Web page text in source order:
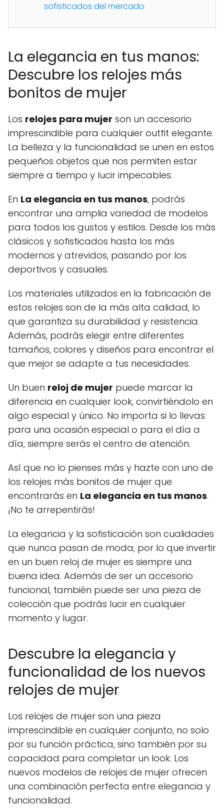
sofisticados del mercado
La elegancia en tus manos:
Descubre los relojes más
bonitos de mujer
Los relojes para mujer son un accesorio
imprescindible para cualquier outfit elegante.
La belleza y la funcionalidad se unen en estos
pequeños objetos que nos permiten estar
siempre a tiempo y lucir impecables.
En La elegancia en tus manos, podrás
encontrar una amplia variedad de modelos
para todos los gustos y estilos. Desde los más
clásicos y sofisticados hasta los más
modernos y atrevidos, pasando por los
deportivos y casuales.
Los materiales utilizados en la fabricación de
estos relojes son de la más alta calidad, lo
que garantiza su durabilidad y resistencia.
Además, podrás elegir entre diferentes
tamaños, colores y diseños para encontrar el
que mejor se adapte a tus necesidades.
Un buen reloj de mujer puede marcar la
diferencia en cualquier look, convirtiéndolo en
algo especial y único. No importa si lo llevas
para una ocasión especial o para el día a
día, siempre serás el centro de atención.
Así que no lo pienses más y hazte con uno de
los relojes más bonitos de mujer que
encontrarás en La elegancia en tus manos.
¡No te arrepentirás!
La elegancia y la sofisticación son cualidades
que nunca pasan de moda, por lo que invertir
en un buen reloj de mujer es siempre una
buena idea. Además de ser un accesorio
funcional, también puede ser una pieza de
colección que podrás lucir en cualquier
momento y lugar.
Descubre la elegancia y
funcionalidad de los nuevos
relojes de mujer
Los relojes de mujer son una pieza
imprescindible en cualquier conjunto, no solo
por su función práctica, sino también por su
capacidad para completar un look. Los
nuevos modelos de relojes de mujer ofrecen
una combinación perfecta entre elegancia y
funcionalidad.